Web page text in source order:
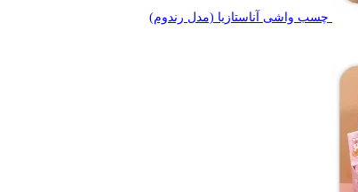
چسب واشی آناستازیا (مدل رندوم)